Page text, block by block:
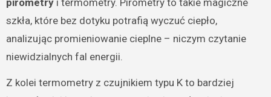
pirometryi termometry. Pirometry to takie magiczne
szkła, które bez dotyku potrafią wyczuć ciepło,
analizując promieniowanie cieplne – niczym czytanie
niewidzialnych fal energii.
Z kolei termometry z czujnikiem typu K to bardziej